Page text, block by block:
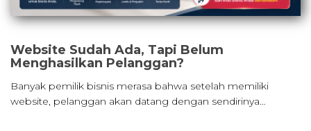
Website Sudah Ada, Tapi Belum
Menghasilkan Pelanggan?
Banyak pemilik bisnis merasa bahwa setelah memiliki
website, pelanggan akan datang dengan sendirinya…